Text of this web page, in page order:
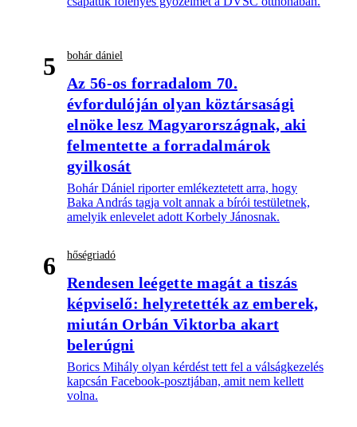
5 bohár dániel
Az 56-os forradalom 70.
évfordulóján olyan köztársasági
elnöke lesz Magyarországnak, aki
felmentette a forradalmárok
gyilkosát
Bohár Dániel riporter emlékeztetett arra, hogy
Baka András tagja volt annak a bírói testületnek,
amelyik enlevelet adott Korbely Jánosnak.
6 hőségriadó
Rendesen leégette magát a tiszás
képviselő: helyretették az emberek,
miután Orbán Viktorba akart
belerúgni
Borics Mihály olyan kérdést tett fel a válságkezelés
kapcsán Facebook-posztjában, amit nem kellett
volna.